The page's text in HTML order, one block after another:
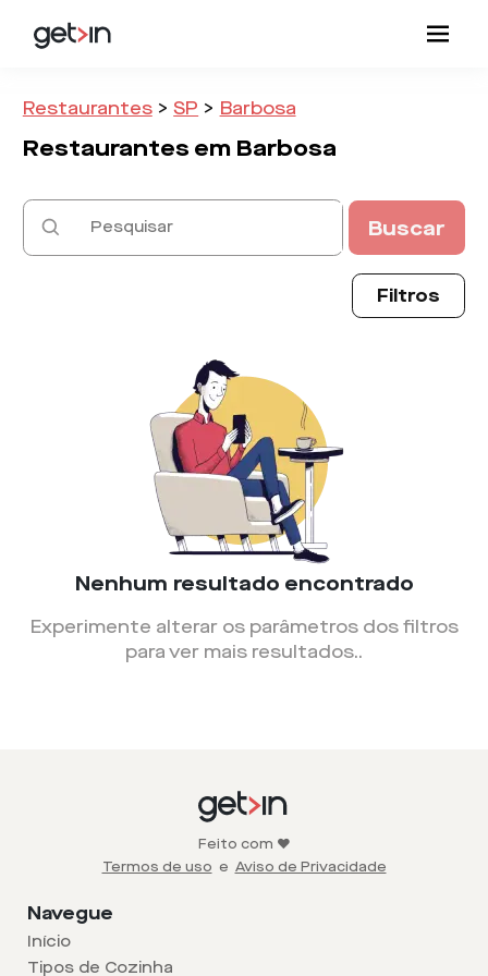
Restaurantes > SP > Barbosa
Restaurantes em Barbosa
Buscar
Filtros
Nenhum resultado encontrado
Experimente alterar os parâmetros dos filtros
para ver mais resultados..
Feito com ❤️
Termos de uso e Aviso de Privacidade
Navegue
Início
Tipos de Cozinha